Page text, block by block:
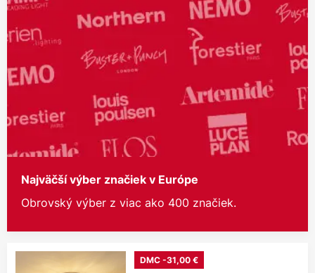
Najväčší výber značiek v Európe
Obrovský výber z viac ako 400 značiek.
DMC -31,00 €